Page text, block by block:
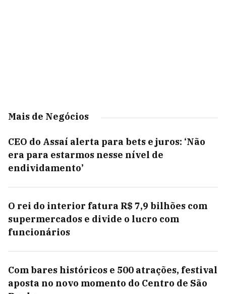
Mais de Negócios
CEO do Assaí alerta para bets e juros: ‘Não
era para estarmos nesse nível de
endividamento’
O rei do interior fatura R$ 7,9 bilhões com
supermercados e divide o lucro com
funcionários
Com bares históricos e 500 atrações, festival
aposta no novo momento do Centro de São